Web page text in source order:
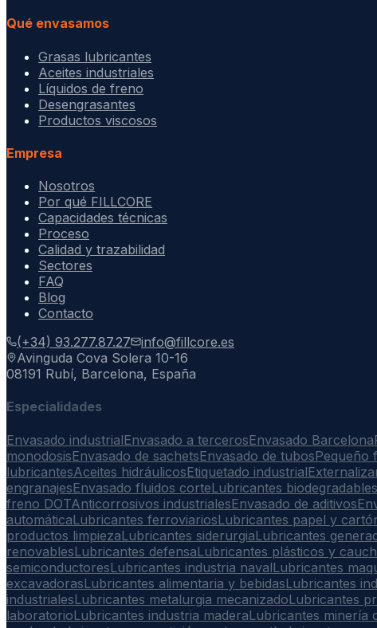
Qué envasamos
Grasas lubricantes
Aceites industriales
Líquidos de freno
Desengrasantes
Productos viscosos
Empresa
Nosotros
Por qué FILLCORE
Capacidades técnicas
Proceso
Calidad y trazabilidad
Sectores
FAQ
Blog
Contacto
(+34) 93.277.87.27
info@fillcore.es
Avinguda Cova Solera 10-16
08191 Rubí, Barcelona, España
Especialidades
Envasado industrialEnvasado a tercerosEnvasado Barcelona
monodosisEnvasado de sachetsEnvasado de tubosPequeño
lubricantesAceites hidráulicosEtiquetado industrial
engranajesEnvasado fluidos corteLubricantes biodegradables
freno DOTAnticorrosivos industrialesEnvasado de aditivos
automáticaLubricantes ferroviariosLubricantes papel y
productos limpiezaLubricantes siderurgiaLubricantes
renovablesLubricantes defensaLubricantes plásticos y
semiconductoresLubricantes industria navalLubricantes
excavadorasLubricantes alimentaria y bebidasLubricantes
industrialesLubricantes metalurgia mecanizadoLubricantes
laboratorioLubricantes industria maderaLubricantes minería